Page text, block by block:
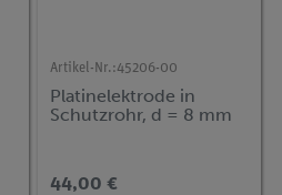
Artikel-Nr.:45206-00
Platinelektrode in
Schutzrohr, d = 8 mm
44,00 €